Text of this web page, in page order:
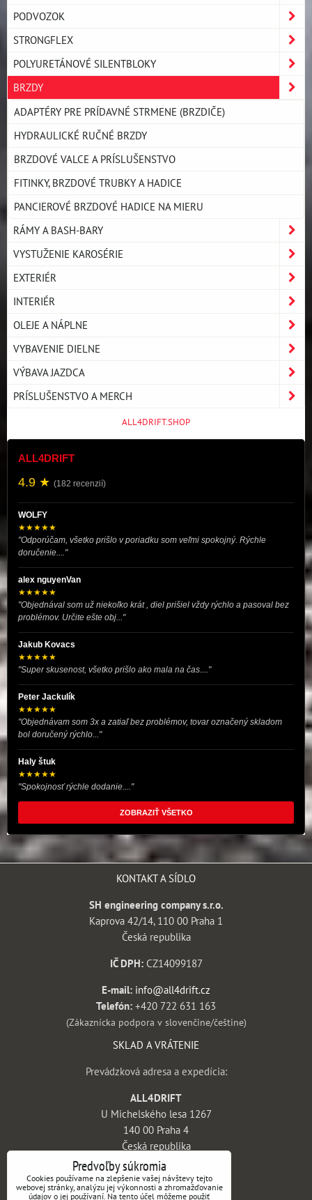
PODVOZOK
STRONGFLEX
POLYURETÁNOVÉ SILENTBLOKY
BRZDY
ADAPTÉRY PRE PRÍDAVNÉ STRMENE (BRZDIČE)
HYDRAULICKÉ RUČNÉ BRZDY
BRZDOVÉ VALCE A PRÍSLUŠENSTVO
FITINKY, BRZDOVÉ TRUBKY A HADICE
PANCIEROVÉ BRZDOVÉ HADICE NA MIERU
RÁMY A BASH-BARY
VYSTUŽENIE KAROSÉRIE
EXTERIÉR
INTERIÉR
OLEJE A NÁPLNE
VYBAVENIE DIELNE
VÝBAVA JAZDCA
PRÍSLUŠENSTVO A MERCH
ALL4DRIFT.SHOP
ALL4DRIFT
4.9 ★ (182 recenzií)
WOLFY
★★★★★
"Odporúčam, všetko prišlo v poriadku som veľmi spokojný. Rýchle
doručenie...."
alex nguyenVan
★★★★★
"Objednával som už niekoľko krát , diel prišiel vždy rýchlo a pasoval bez
problémov. Určite ešte obj..."
Jakub Kovacs
★★★★★
"Super skusenost, všetko prišlo ako mala na čas...."
Peter Jackulík
★★★★★
"Objednávam som 3x a zatiaľ bez problémov, tovar označený skladom
bol doručený rýchlo..."
Haly štuk
★★★★★
"Spokojnosť rýchle dodanie...."
ZOBRAZIŤ VŠETKO
KONTAKT A SÍDLO
SH engineering company s.r.o.
Kaprova 42/14, 110 00 Praha 1
Česká republika
IČ DPH:CZ14099187
E-mail: info@all4drift.cz
Telefón: +420 722 631 163
(Zákaznícka podpora v slovenčine/češtine)
SKLAD A VRÁTENIE
Prevádzková adresa a expedícia:
ALL4DRIFT
U Michelského lesa 1267
140 00 Praha 4
Česká republika
INFORMÁCIE
Predvoľby súkromia
Cookies používame na zlepšenie vašej návštevy tejto
webovej stránky, analýzu jej výkonnosti a zhromažďovanie
údajov o jej používaní. Na tento účel môžeme použiť